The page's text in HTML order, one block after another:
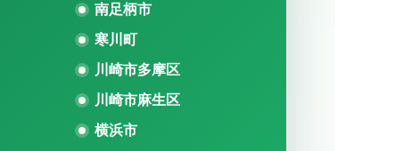
南足柄市
寒川町
川崎市多摩区
川崎市麻生区
横浜市